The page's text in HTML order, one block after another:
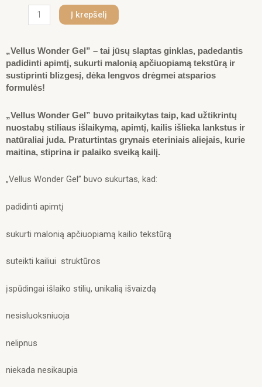
produkto
Gel
4oz.-118ml.
Į krepšelį
„Vellus Wonder Gel” – tai jūsų slaptas ginklas, padedantis
padidinti apimtį, sukurti malonią apčiuopiamą tekstūrą ir
sustiprinti blizgesį, dėka lengvos drėgmei atsparios
formulės!
„Vellus Wonder Gel” buvo pritaikytas taip, kad užtikrintų
nuostabų stiliaus išlaikymą, apimtį, kailis išlieka lankstus ir
natūraliai juda. Praturtintas grynais eteriniais aliejais, kurie
maitina, stiprina ir palaiko sveiką kailį.
„Vellus Wonder Gel” buvo sukurtas, kad:
padidinti apimtį
sukurti malonią apčiuopiamą kailio tekstūrą
suteikti kailiui struktūros
įspūdingai išlaiko stilių, unikalią išvaizdą
nesisluoksniuoja
nelipnus
niekada nesikaupia